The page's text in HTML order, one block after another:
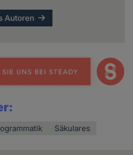
Autoren
Säkulares